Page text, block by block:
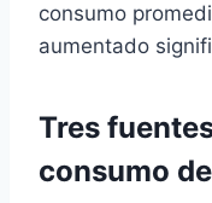
consumo
aumentado
Tres
consumo